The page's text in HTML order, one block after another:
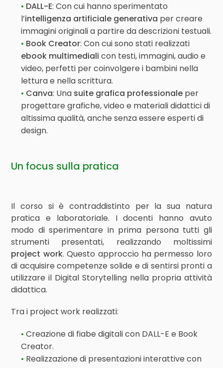
DALL-E: Con cui hanno sperimentato
l’intelligenza artificiale generativa per creare
immagini originali a partire da descrizioni testuali.
Book Creator: Con cui sono stati realizzati
ebook multimediali con testi, immagini, audio e
video, perfetti per coinvolgere i bambini nella
lettura e nella scrittura.
Canva: Una suite grafica professionale per
progettare grafiche, video e materiali didattici di
altissima qualità, anche senza essere esperti di
design.
Un focus sulla pratica
Il corso si è contraddistinto per la sua natura
pratica e laboratoriale. I docenti hanno avuto
modo di sperimentare in prima persona tutti gli
strumenti presentati, realizzando moltissimi
project work. Questo approccio ha permesso loro
di acquisire competenze solide e di sentirsi pronti a
utilizzare il Digital Storytelling nella propria attività
didattica.
Tra i project work realizzati:
Creazione di fiabe digitali con DALL-E e Book
Creator.
Realizzazione di presentazioni interattive con